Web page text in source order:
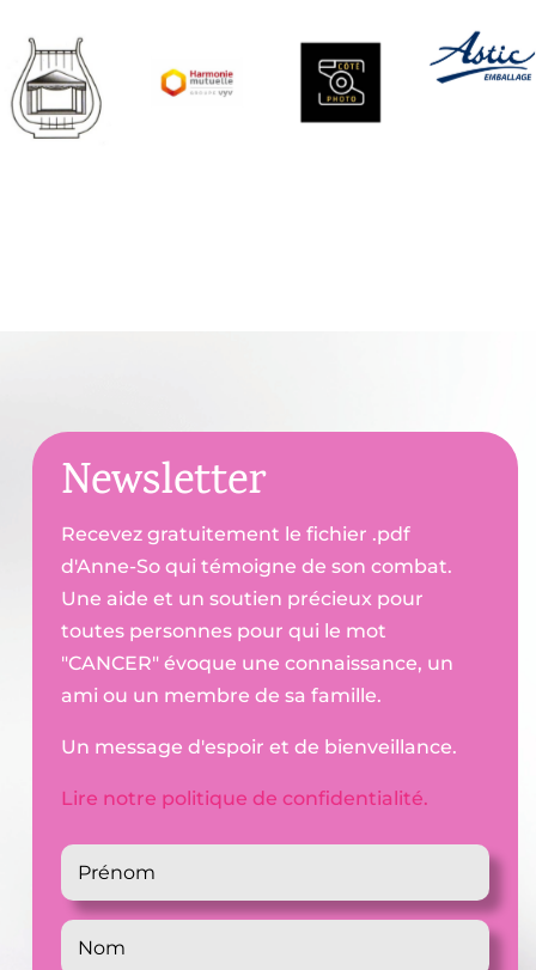
Newsletter
Recevez gratuitement le fichier .pdf
d'Anne-So qui témoigne de son combat.
Une aide et un soutien précieux pour
toutes personnes pour qui le mot
"CANCER" évoque une connaissance, un
ami ou un membre de sa famille.
Un message d'espoir et de bienveillance.
Lire notre politique de confidentialité.